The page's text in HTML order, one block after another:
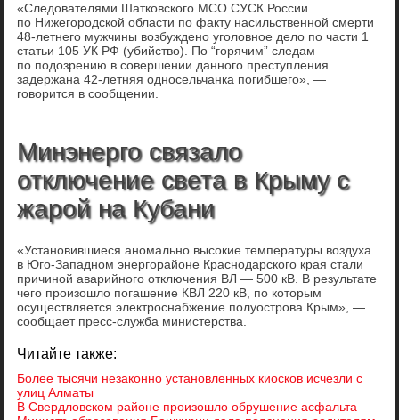
«Следователями Шатковского МСО СУСК России
по Нижегородской области по факту насильственной смерти
48-летнего мужчины возбуждено уголовное дело по части 1
статьи 105 УК РФ (убийство). По “горячим” следам
по подозрению в совершении данного преступления
задержана 42-летняя односельчанка погибшего», —
говорится в сообщении.
Минэнерго связало
отключение света в Крыму с
жарой на Кубани
«Установившиеся аномально высокие температуры воздуха
в Юго-Западном энергорайоне Краснодарского края стали
причиной аварийного отключения ВЛ — 500 кВ. В результате
чего произошло погашение КВЛ 220 кВ, по которым
осуществляется электроснабжение полуострова Крым», —
сообщает пресс-служба министерства.
Читайте также:
Более тысячи незаконно установленных киосков исчезли с
улиц Алматы
В Свердловском районе произошло обрушение асфальта